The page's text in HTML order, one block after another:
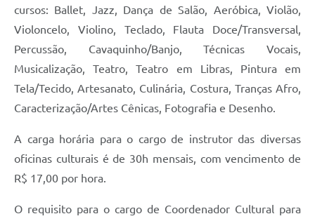
cursos: Ballet, Jazz, Dança de Salão, Aeróbica, Violão,
Violoncelo, Violino, Teclado, Flauta Doce/Transversal,
Percussão, Cavaquinho/Banjo, Técnicas Vocais,
Musicalização, Teatro, Teatro em Libras, Pintura em
Tela/Tecido, Artesanato, Culinária, Costura, Tranças Afro,
Caracterização/Artes Cênicas, Fotografia e Desenho.
A carga horária para o cargo de instrutor das diversas
oficinas culturais é de 30h mensais, com vencimento de
R$ 17,00 por hora.
O requisito para o cargo de Coordenador Cultural para